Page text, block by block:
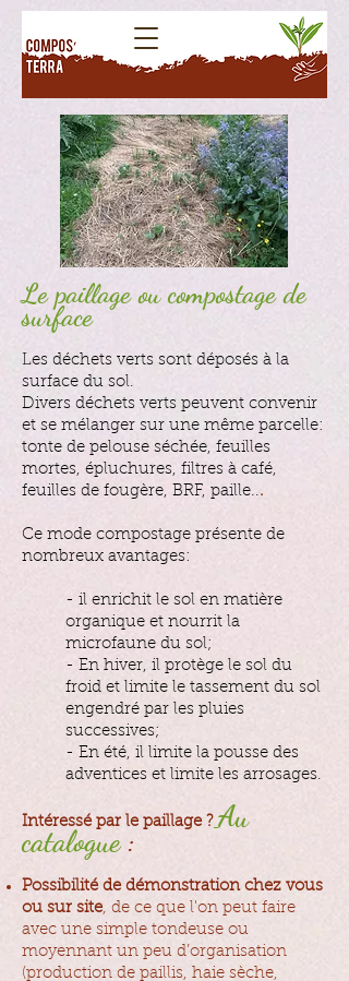
Le paillage ou compostage de
surface
Les déchets verts sont déposés à la
surface du sol.
Divers déchets verts peuvent convenir
et se mélanger sur une même parcelle:
tonte de pelouse séchée, feuilles
mortes, épluchures, filtres à café,
feuilles de fougère, BRF, paille...
Ce mode compostage présente de
nombreux avantages:
- il enrichit le sol en matière
organique et nourrit la
microfaune du sol;
- En hiver, il protège le sol du
froid et limite le tassement du sol
engendré par les pluies
successives;
- En été, il limite la pousse des
adventices et limite les arrosages.
Intéressé par le paillage ? Au
catalogue:
Possibilité de démonstration chez vous
ou sur site, de ce que l'on peut faire
avec une simple tondeuse ou
moyennant un peu d’organisation
(production de paillis, haie sèche,